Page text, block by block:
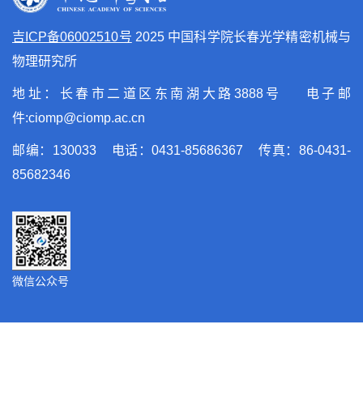
吉ICP备06002510号 2025 中国科学院长春光学精密机械与
物理研究所
地址：长春市二道区东南湖大路3888号 电子邮
件:ciomp@ciomp.ac.cn
邮编：130033 电话：0431-85686367 传真：86-0431-
85682346
微信公众号